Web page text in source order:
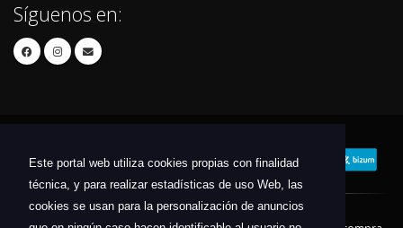
Este portal web utiliza cookies propias con finalidad
técnica, y para realizar estadísticas de uso Web, las
cookies se usan para la personalización de anuncios
Síguenos en: